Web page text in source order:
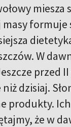
miesza
formuje
W
przed
dzisiaj.
produkty. Ich
że w